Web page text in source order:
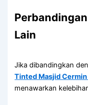
Lain
Jika dibandingkan
Tinted Masjid
menawarkan